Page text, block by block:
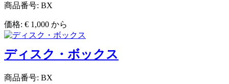
商品番号: BX
価格: € 1,000 から
ディスク・ボックス
商品番号: BX